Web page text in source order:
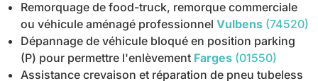
Remorquage de food-truck, remorque commerciale
ou véhicule aménagé professionnel Vulbens (74520)
Dépannage de véhicule bloqué en position parking
(P) pour permettre l'enlèvement Farges (01550)
Assistance crevaison et réparation de pneu tubeless